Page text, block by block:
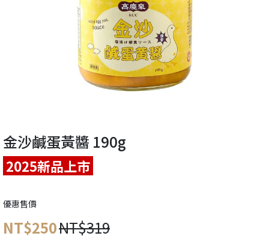
金沙鹹蛋黃醬 190g
2025新品上市
優惠售價
NT$250NT$319